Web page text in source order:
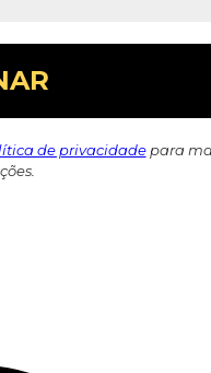
de privacidadepara